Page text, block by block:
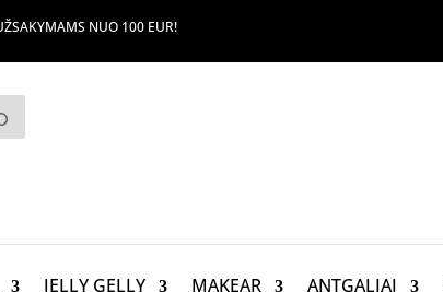
NUO 100 EUR!
JELLY GELLY MAKEAR ANTGALIAI